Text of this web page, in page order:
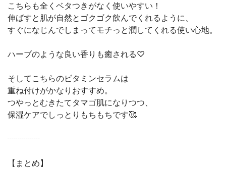
こちらも全くベタつきがなく使いやすい！
伸ばすと肌が自然とゴクゴク飲んでくれるように、
すぐになじんでしまってモチっと潤してくれる使い心地。
ハーブのような良い香りも癒される♡
そしてこちらのビタミンセラムは
重ね付けがかなりおすすめ。
つやっとむきたてタマゴ肌になりつつ、
保湿ケアでしっとりもちもちです🥰
┈┈┈┈
【まとめ】